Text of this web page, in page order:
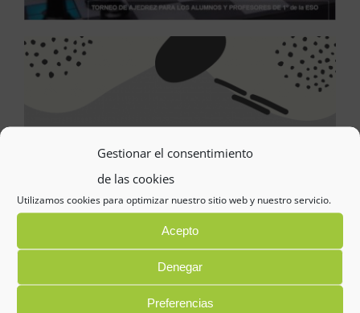
Gestionar el consentimiento
de las cookies
Utilizamos cookies para optimizar nuestro sitio web y nuestro servicio.
Acepto
Denegar
Preferencias